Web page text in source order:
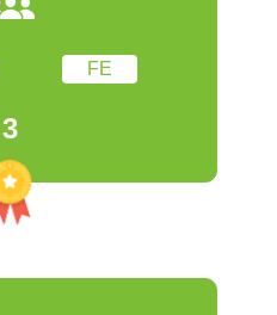
FE
3